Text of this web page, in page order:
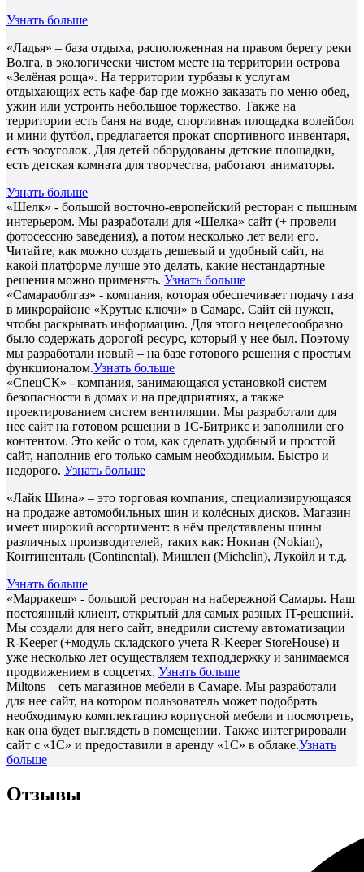
Узнать больше
«Ладья» – база отдыха, расположенная на правом берегу реки
Волга, в экологически чистом месте на территории острова
«Зелёная роща». На территории турбазы к услугам
отдыхающих есть кафе-бар где можно заказать по меню обед,
ужин или устроить небольшое торжество. Также на
территории есть баня на воде, спортивная площадка волейбол
и мини футбол, предлагается прокат спортивного инвентаря,
есть зооуголок. Для детей оборудованы детские площадки,
есть детская комната для творчества, работают аниматоры.
Узнать больше
«Шелк» - большой восточно-европейский ресторан с пышным
интерьером. Мы разработали для «Шелка» сайт (+ провели
фотосессию заведения), а потом несколько лет вели его.
Читайте, как можно создать дешевый и удобный сайт, на
какой платформе лучше это делать, какие нестандартные
решения можно применять. Узнать больше
«Самараоблгаз» - компания, которая обеспечивает подачу газа
в микрорайоне «Крутые ключи» в Самаре. Сайт ей нужен,
чтобы раскрывать информацию. Для этого нецелесообразно
было содержать дорогой ресурс, который у нее был. Поэтому
мы разработали новый – на базе готового решения с простым
функционалом.Узнать больше
«СпецСК» - компания, занимающаяся установкой систем
безопасности в домах и на предприятиях, а также
проектированием систем вентиляции. Мы разработали для
нее сайт на готовом решении в 1С-Битрикс и заполнили его
контентом. Это кейс о том, как сделать удобный и простой
сайт, наполнив его только самым необходимым. Быстро и
недорого. Узнать больше
«Лайк Шина» – это торговая компания, специализирующаяся
на продаже автомобильных шин и колёсных дисков. Магазин
имеет широкий ассортимент: в нём представлены шины
различных производителей, таких как: Нокиан (Nokian),
Континенталь (Continental), Мишлен (Michelin), Лукойл и т.д.
Узнать больше
«Марракеш» - большой ресторан на набережной Самары. Наш
постоянный клиент, открытый для самых разных IT-решений.
Мы создали для него сайт, внедрили систему автоматизации
R-Keeper (+модуль складского учета R-Keeper StoreHouse) и
уже несколько лет осуществляем техподдержку и занимаемся
продвижением в соцсетях. Узнать больше
Miltons – сеть магазинов мебели в Самаре. Мы разработали
для нее сайт, на котором пользователь может подобрать
необходимую комплектацию корпусной мебели и посмотреть,
как она будет выглядеть в помещении. Также интегрировали
сайт с «1С» и предоставили в аренду «1С» в облаке.Узнать
больше
Отзывы